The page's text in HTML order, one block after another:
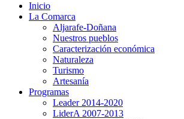
Inicio
La Comarca
Aljarafe-Doñana
Nuestros pueblos
Caracterización económica
Naturaleza
Turismo
Artesanía
Programas
Leader 2014-2020
LiderA 2007-2013